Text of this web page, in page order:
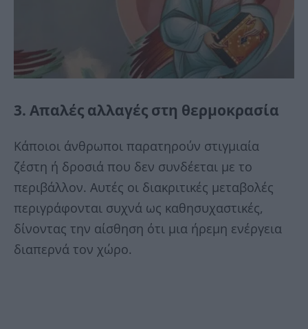
3. Απαλές αλλαγές στη θερμοκρασία
Κάποιοι άνθρωποι παρατηρούν στιγμιαία
ζέστη ή δροσιά που δεν συνδέεται με το
περιβάλλον. Αυτές οι διακριτικές μεταβολές
περιγράφονται συχνά ως καθησυχαστικές,
δίνοντας την αίσθηση ότι μια ήρεμη ενέργεια
διαπερνά τον χώρο.